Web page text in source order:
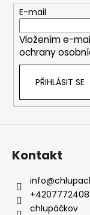
E-mail
Vložením e-
ochrany
PŘIHLÁSIT SE
Kontakt
info@
chlupáčkov